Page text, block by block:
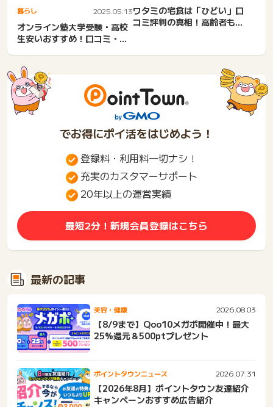
暮らし 2025.05.13
オンライン塾大学受験・高校
生安いおすすめ！口コミ・料
ワタミの宅食は「ひどい」口
コミ評判の真相！高齢者も安
でお得にポイ活をはじめよう！
登録料・利用料一切ナシ！
充実のカスタマーサポート
20年以上の運営実績
最短2分！新規会員登録はこちら
最新の記事
美容・健康 2026.08.03
【8/9まで】Qoo10メガポ開催中！最大
25%還元＆500ptプレゼント
ポイントタウンニュース 2026.07.31
【2026年8月】ポイントタウン友達紹介
キャンペーンおすすめ広告紹介